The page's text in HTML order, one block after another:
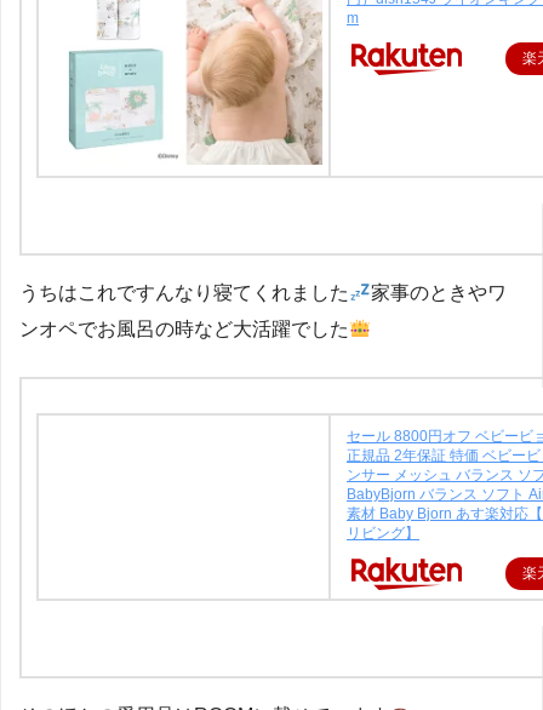
m
楽
うちはこれですんなり寝てくれました
家事のときやワ
ンオペでお風呂の時など大活躍でした
セール 8800円オフ ベビービ
正規品 2年保証 特価 ベビー
ンサー メッシュ バランス ソ
BabyBjorn バランス ソフト
素材 Baby Bjorn あす楽対応
リビング】
楽